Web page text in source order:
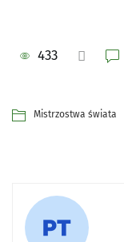
433
Mistrzostwa świata